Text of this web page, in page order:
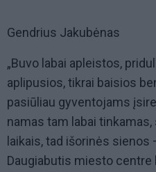
Gendrius Jakubėnas
„Buvo labai apleistos,
aplipusios, tikrai baisios
pasiūliau gyventojams
namas tam labai
laikais, tad išorinės
Daugiabutis miesto